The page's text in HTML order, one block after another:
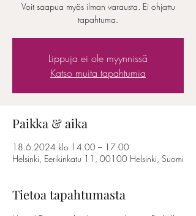
Voit saapua myös ilman varausta. Ei ohjattu
tapahtuma.
Lippuja ei ole myynnissä
Katso muita tapahtumia
Paikka & aika
18.6.2024 klo 14.00 – 17.00
Helsinki, Eerikinkatu 11, 00100 Helsinki, Suomi
Tietoa tapahtumasta